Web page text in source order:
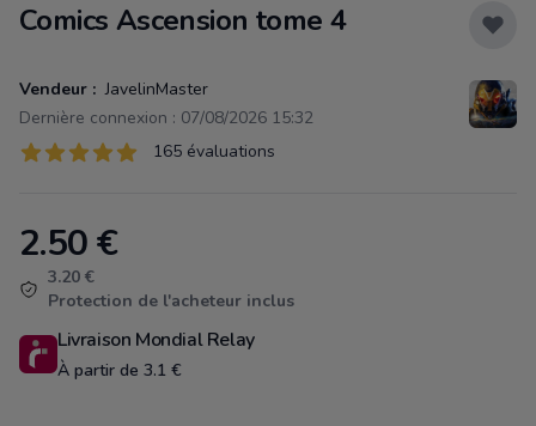
Comics Ascension tome 4
Vendeur : JavelinMaster
Dernière connexion : 07/08/2026 15:32
Évaluations
165 sur 5 étoiles165 évaluations
Product information
2.50€
3.20 €
Protection de l'acheteur inclus
Livraison Mondial Relay
À partir de 3.1 €